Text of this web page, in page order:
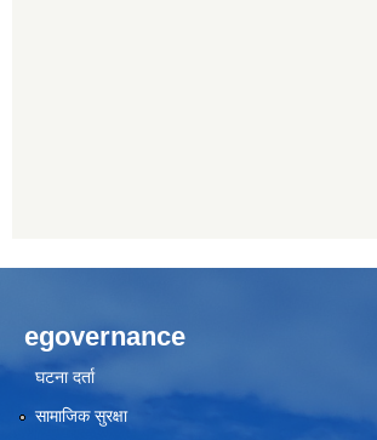
egovernance
घटना दर्ता
सामाजिक सुरक्षा